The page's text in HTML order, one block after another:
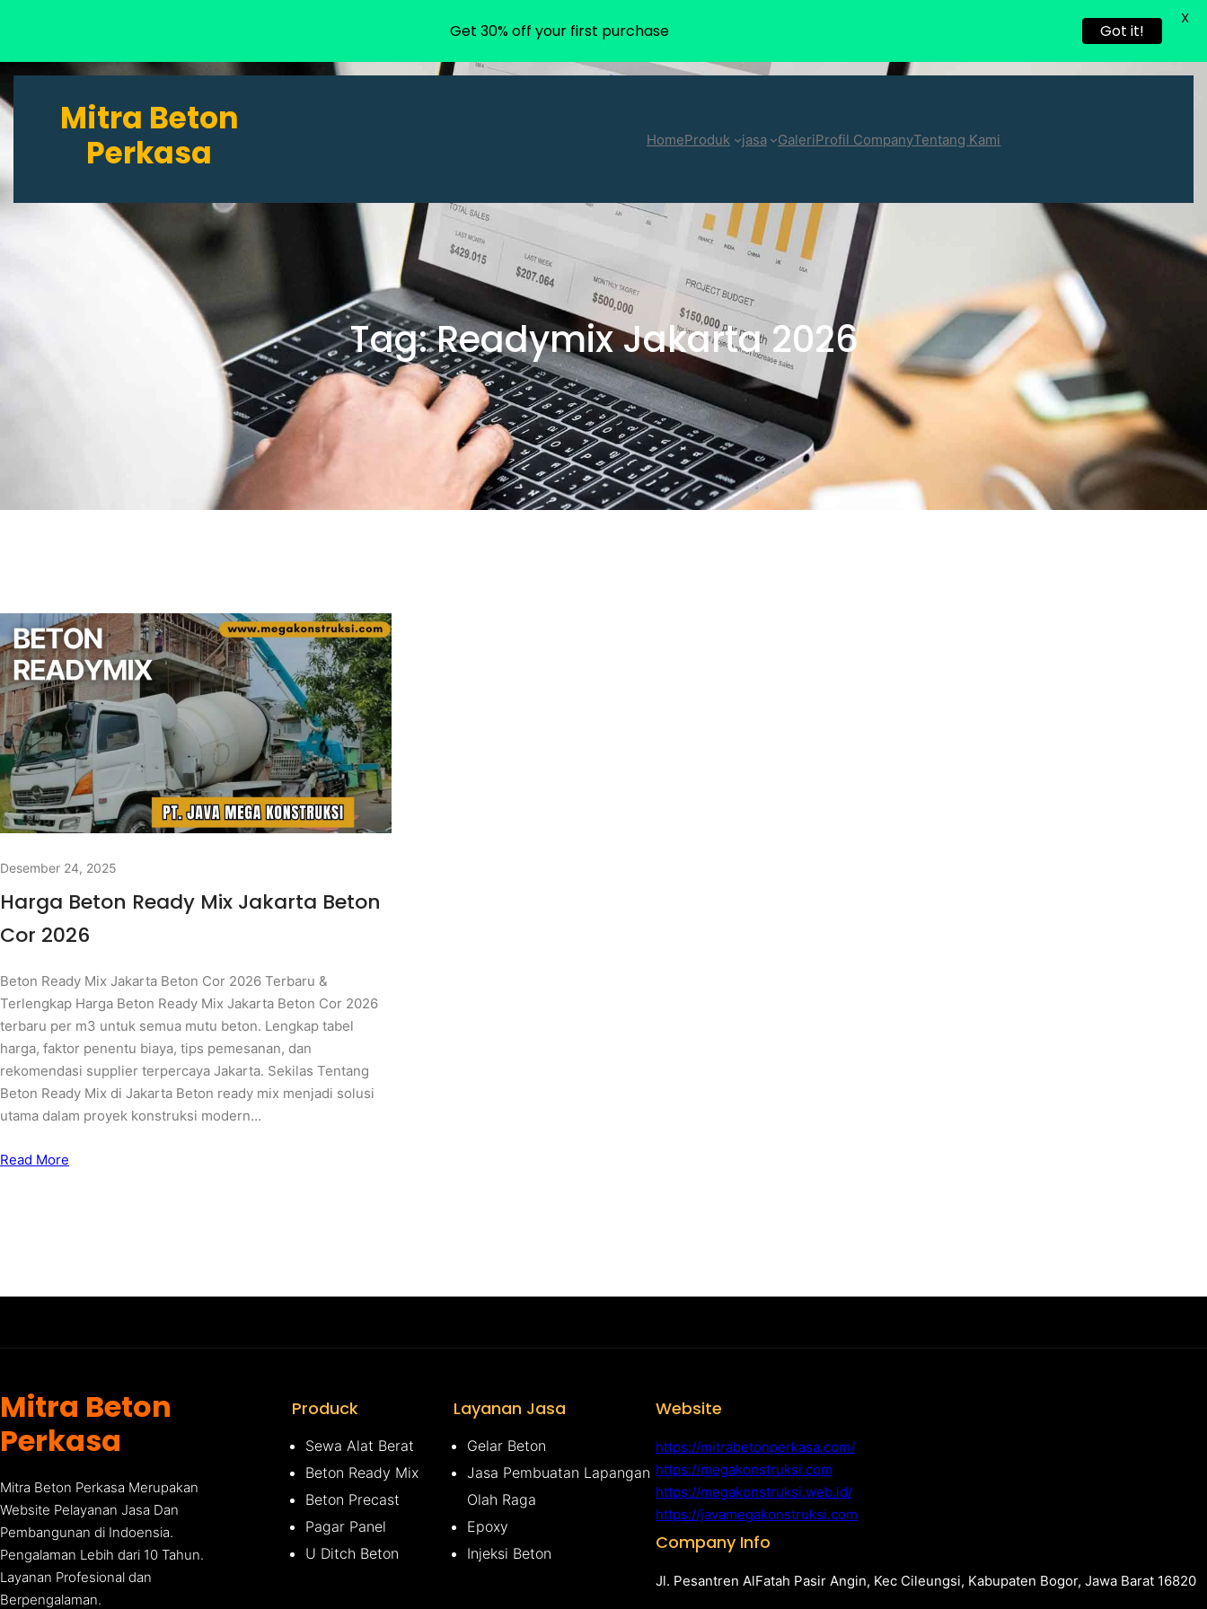
Lewati
ke
konten
Mitra Beton
Perkasa
HomeProduk jasa GaleriProfil CompanyTentang Kami
Tag:Readymix Jakarta 2026
Desember 24, 2025
Harga Beton Ready Mix Jakarta Beton
Cor 2026
Beton Ready Mix Jakarta Beton Cor 2026 Terbaru &
Terlengkap Harga Beton Ready Mix Jakarta Beton Cor 2026
terbaru per m3 untuk semua mutu beton. Lengkap tabel
harga, faktor penentu biaya, tips pemesanan, dan
rekomendasi supplier terpercaya Jakarta. Sekilas Tentang
Beton Ready Mix di Jakarta Beton ready mix menjadi solusi
utama dalam proyek konstruksi modern…
Read More
Mitra Beton
Perkasa
Mitra Beton Perkasa Merupakan
Website Pelayanan Jasa Dan
Pembangunan di Indoensia.
Pengalaman Lebih dari 10 Tahun.
Layanan Profesional dan
Berpengalaman.
Produck
Sewa Alat Berat
Beton Ready Mix
Beton Precast
Pagar Panel
U Ditch Beton
Layanan Jasa
Gelar Beton
Jasa Pembuatan Lapangan
Olah Raga
Epoxy
Injeksi Beton
Website
https://mitrabetonperkasa.com/
https://megakonstruksi.com
https://megakonstruksi.web.id/
https://javamegakonstruksi.com
Company Info
Jl. Pesantren AlFatah Pasir Angin, Kec Cileungsi, Kabupaten Bogor, Jawa Barat 16820
Get 30% off your first purchase Got it!
X